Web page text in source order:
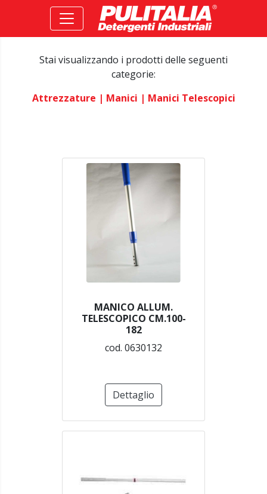
Stai visualizzando i prodotti delle seguenti
categorie:
Attrezzature | Manici | Manici Telescopici
MANICO ALLUM.
TELESCOPICO CM.100-
182
cod. 0630132
Dettaglio